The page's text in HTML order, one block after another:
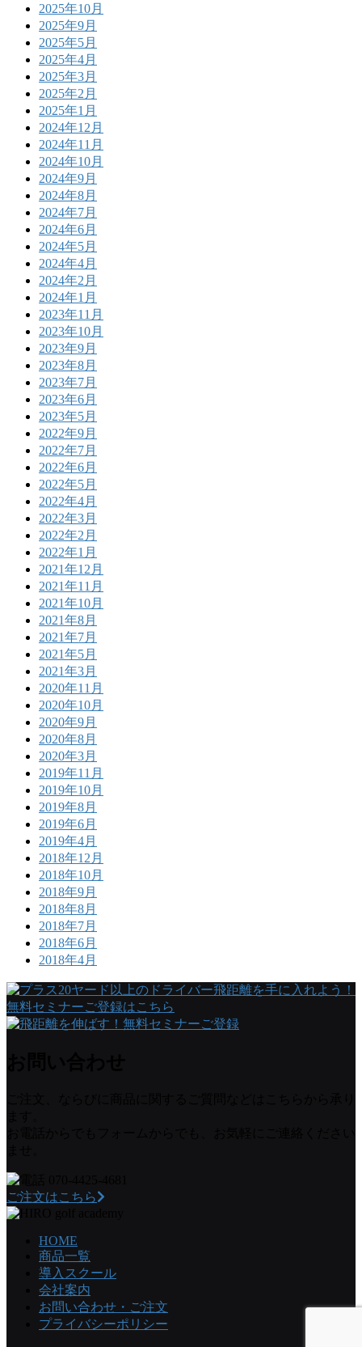
2025年10月
2025年9月
2025年5月
2025年4月
2025年3月
2025年2月
2025年1月
2024年12月
2024年11月
2024年10月
2024年9月
2024年8月
2024年7月
2024年6月
2024年5月
2024年4月
2024年2月
2024年1月
2023年11月
2023年10月
2023年9月
2023年8月
2023年7月
2023年6月
2023年5月
2022年9月
2022年7月
2022年6月
2022年5月
2022年4月
2022年3月
2022年2月
2022年1月
2021年12月
2021年11月
2021年10月
2021年8月
2021年7月
2021年5月
2021年3月
2020年11月
2020年10月
2020年9月
2020年8月
2020年3月
2019年11月
2019年10月
2019年8月
2019年6月
2019年4月
2018年12月
2018年10月
2018年9月
2018年8月
2018年7月
2018年6月
2018年4月
ご注文はこちら
HOME
商品一覧
導入スクール
会社案内
お問い合わせ・ご注文
プライバシーポリシー